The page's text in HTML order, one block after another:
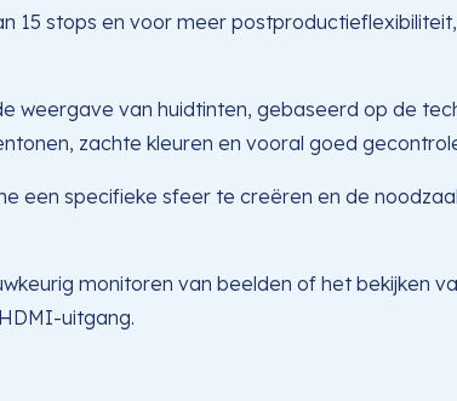
15 stops en voor meer
weergave van huidtinten, gebaseerd op de
zachte kleuren en vooral goed
een specifieke sfeer te creëren en de
monitoren van beelden of het bekijken
uitgang.